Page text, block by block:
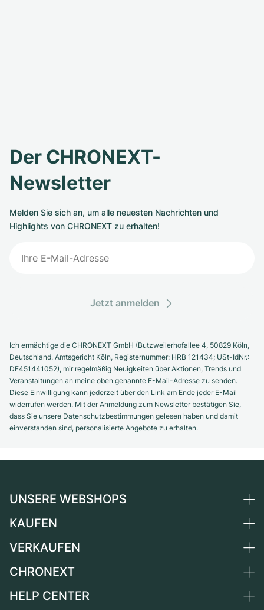
Der CHRONEXT-
Newsletter
Melden Sie sich an, um alle neuesten Nachrichten und
Highlights von CHRONEXT zu erhalten!
Jetzt anmelden
Ich ermächtige die CHRONEXT GmbH (Butzweilerhofallee 4, 50829 Köln,
Deutschland. Amtsgericht Köln, Registernummer: HRB 121434; USt-IdNr.:
DE451441052), mir regelmäßig Neuigkeiten über Aktionen, Trends und
Veranstaltungen an meine oben genannte E-Mail-Adresse zu senden.
Diese Einwilligung kann jederzeit über den Link am Ende jeder E-Mail
widerrufen werden. Mit der Anmeldung zum Newsletter bestätigen Sie,
dass Sie unsere Datenschutzbestimmungen gelesen haben und damit
einverstanden sind, personalisierte Angebote zu erhalten.
UNSERE WEBSHOPS
Deutschland
Schweiz
Frankreich
KAUFEN
Alle Luxusuhren
Independent Brands
VERKAUFEN
Uhr verkaufen
CHRONEXT
Über uns
HELP CENTER